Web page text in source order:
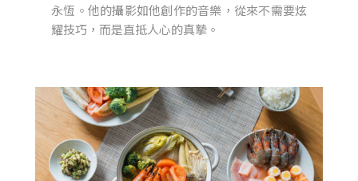
永恆。他的攝影如他創作的音樂，從來不需要炫
耀技巧，而是直抵人心的真摯。